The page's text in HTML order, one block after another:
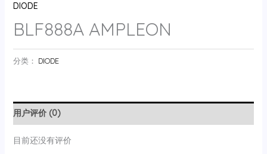
DIODE
BLF888A AMPLEON
分类： DIODE
用户评价 (0)
目前还没有评价